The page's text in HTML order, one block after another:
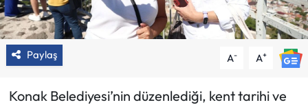
Paylaş A- A+
Konak Belediyesi’nin düzenlediği, kent tarihi ve